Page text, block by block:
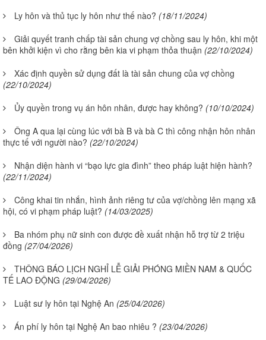
Ly hôn và thủ tục ly hôn như thế nào? (18/11/2024)
Giải quyết tranh chấp tài sản chung vợ chồng sau ly hôn, khi một
bên khởi kiện vì cho rằng bên kia vi phạm thỏa thuận (22/10/2024)
Xác định quyền sử dụng đất là tài sản chung của vợ chồng
(22/10/2024)
Ủy quyền trong vụ án hôn nhân, được hay không? (10/10/2024)
Ông A qua lại cùng lúc với bà B và bà C thì công nhận hôn nhân
thực tế với người nào? (22/10/2024)
Nhận diện hành vi “bạo lực gia đình” theo pháp luật hiện hành?
(22/11/2024)
Công khai tin nhắn, hình ảnh riêng tư của vợ/chồng lên mạng xã
hội, có vi phạm pháp luật? (14/03/2025)
Ba nhóm phụ nữ sinh con được đề xuất nhận hỗ trợ từ 2 triệu
đồng (27/04/2026)
THÔNG BÁO LỊCH NGHỈ LỄ GIẢI PHÓNG MIỀN NAM & QUỐC
TẾ LAO ĐỘNG (29/04/2026)
Luật sư ly hôn tại Nghệ An (25/04/2026)
Án phí ly hôn tại Nghệ An bao nhiêu ? (23/04/2026)